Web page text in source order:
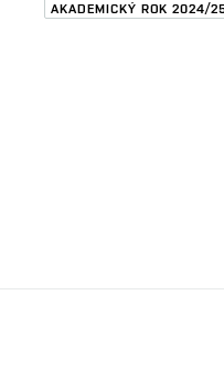
AKADEMICKÝ ROK 2024/